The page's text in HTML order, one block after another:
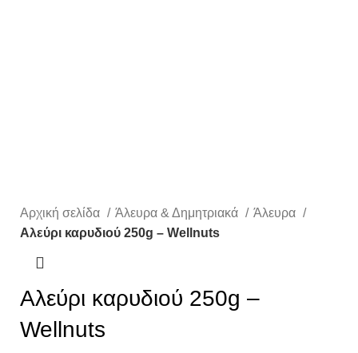
Αρχική σελίδα Άλευρα & Δημητριακά
Άλευρα
Αλεύρι καρυδιού 250g – Wellnuts
Αλεύρι καρυδιού 250g –
Wellnuts